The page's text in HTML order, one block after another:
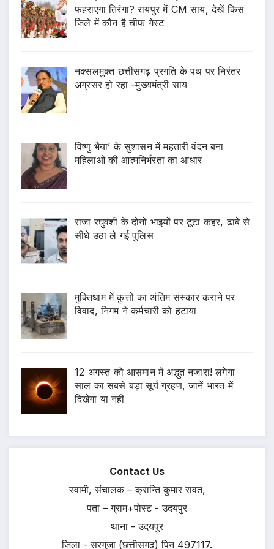
फहराएगा तिरंगा? रायपुर में CM साय, देखें किस
जिले में कौन है चीफ गेस्ट
नक्सलमुक्त छत्तीसगढ़ प्रगति के पथ पर निरंतर
अग्रसर हो रहा -मुख्यमंत्री साय
विष्णु भैया’ के सुशासन में महतारी वंदन बना
महिलाओं की आत्मनिर्भरता का आधार
राजा रघुवंशी के दोनों भाइयों पर टूटा कहर, ढाबे से
सीधे उठा ले गई पुलिस
मुक्तिधाम में कुत्तों का अंतिम संस्कार कराने पर
विवाद, निगम ने कर्मचारी को हटाया
12 अगस्त को आसमान में अद्भुत नजारा! लगेगा
साल का सबसे बड़ा सूर्य ग्रहण, जानें भारत में
दिखेगा या नहीं
Contact Us
स्वामी, संचालक – क्रान्ति कुमार रावत,
पता – ग्राम+पोस्ट - उदयपुर
थाना - उदयपुर
जिला - सरगुजा (छत्तीसगढ़) पिन 497117.